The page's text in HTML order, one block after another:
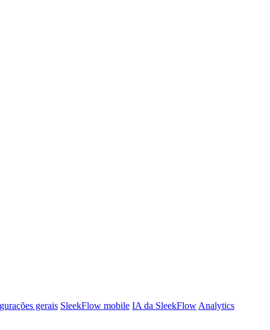
gerais SleekFlow mobile IA da SleekFlow Analytics